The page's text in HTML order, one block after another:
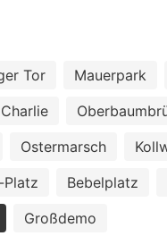
Tor Mauerpark
Ostermarsch
Platz
Bebelplatz
Großdemo